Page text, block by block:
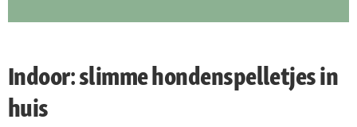
Indoor: slimme hondenspelletjes in
huis